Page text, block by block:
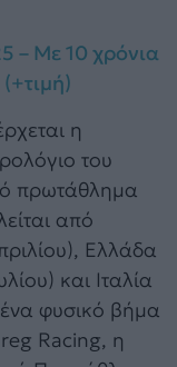
– Με 10 χρόνια
η
του
πρωτάθλημα
από
Ελλάδα
και Ιταλία
φυσικό βήμα
Racing, η